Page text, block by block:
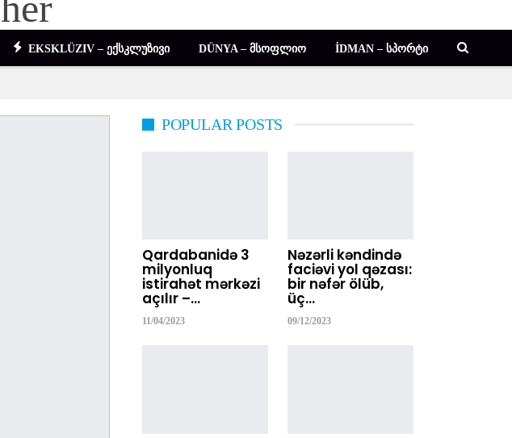
EKSKLÜZIV – ᲔᲥᲡᲙᲚᲣᲖᲘᲕᲘ DÜNYA – ᲛᲡᲝᲤᲚᲘᲝ İDMAN – ᲡᲞᲝᲠᲢᲘ
POPULAR POSTS
Qardabanidə 3
milyonluq
istirahət mərkəzi
açılır –…
11/04/2023
Nəzərli kəndində
faciəvi yol qəzası:
bir nəfər ölüb,
üç…
09/12/2023